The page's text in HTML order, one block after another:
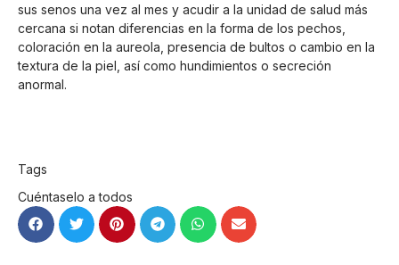
sus senos una vez al mes y acudir a la unidad de salud más
cercana si notan diferencias en la forma de los pechos,
coloración en la aureola, presencia de bultos o cambio en la
textura de la piel, así como hundimientos o secreción
anormal.
Tags
Cuéntaselo a todos